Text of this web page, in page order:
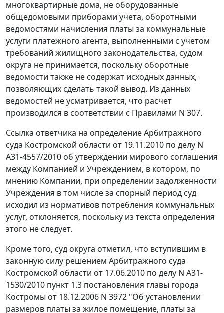
многоквартирные дома, не оборудованные
общедомовыми приборами учета, оборотными
ведомостями начисления платы за коммунальные
услуги платежного агента, выполненными с учетом
требований жилищного законодательства, судом
округа не принимается, поскольку оборотные
ведомости также не содержат исходных данных,
позволяющих сделать такой вывод. Из данных
ведомостей не усматривается, что расчет
производился в соответствии с Правилами N 307.
Ссылка ответчика на определение Арбитражного
суда Костромской области от 19.11.2010 по делу N
А31-4557/2010 об утверждении мирового соглашения
между Компанией и Учреждением, в котором, по
мнению Компании, при определении задолженности
Учреждения в том числе за спорный период суд
исходил из нормативов потребления коммунальных
услуг, отклоняется, поскольку из текста определения
этого не следует.
Кроме того, суд округа отметил, что вступившим в
законную силу решением Арбитражного суда
Костромской области от 17.06.2010 по делу N А31-
1530/2010 пункт 1.3 постановления главы города
Костромы от 18.12.2006 N 3972 "Об установлении
размеров платы за жилое помещение, платы за